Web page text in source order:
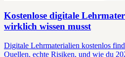
Kostenlose digitale
wirklich wissen musst
Digitale Lehrmaterialien kostenlos
Quellen, echte Risiken, und wie du